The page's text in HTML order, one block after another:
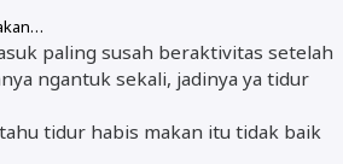
paling susah beraktivitas setelah
ngantuk sekali, jadinya ya tidur
tidur habis makan itu tidak baik